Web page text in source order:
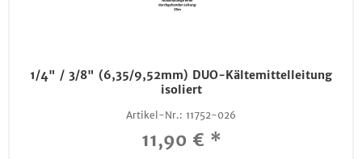
1/4" / 3/8" (6,35/9,52mm) DUO-Kältemittelleitung
isoliert
Artikel-Nr.: 11752-026
11,90 € *